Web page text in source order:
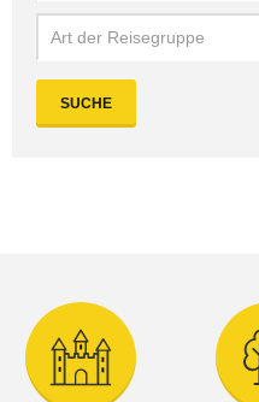
Art der Reisegruppe
SUCHE